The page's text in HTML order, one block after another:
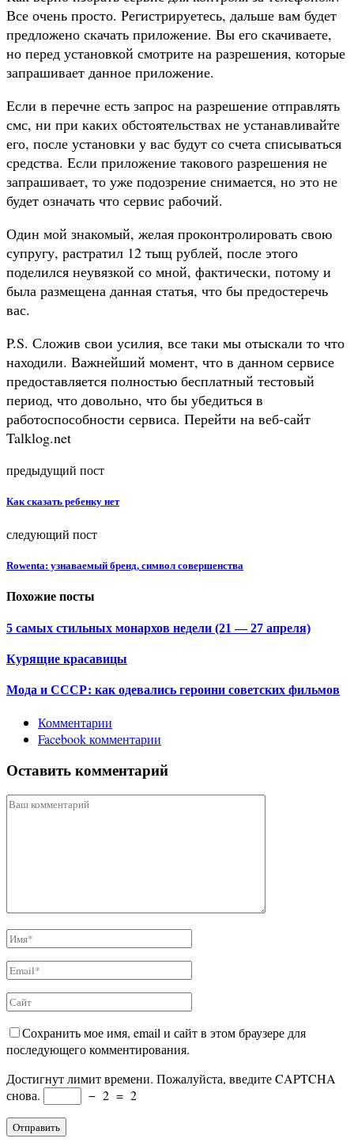
Все очень просто. Регистрируетесь, дальше вам будет
предложено скачать приложение. Вы его скачиваете,
но перед установкой смотрите на разрешения, которые
запрашивает данное приложение.
Если в перечне есть запрос на разрешение отправлять
смс, ни при каких обстоятельствах не устанавливайте
его, после установки у вас будут со счета списываться
средства. Если приложение такового разрешения не
запрашивает, то уже подозрение снимается, но это не
будет означать что сервис рабочий.
Один мой знакомый, желая проконтролировать свою
супругу, растратил 12 тыщ рублей, после этого
поделился неувязкой со мной, фактически, потому и
была размещена данная статья, что бы предостеречь
вас.
P.S. Сложив свои усилия, все таки мы отыскали то что
находили. Важнейший момент, что в данном сервисе
предоставляется полностью бесплатный тестовый
период, что довольно, что бы убедиться в
работоспособности сервиса. Перейти на веб-сайт
Talklog.net
предыдущий пост
Как сказать ребенку нет
следующий пост
Rowenta: узнаваемый бренд, символ совершенства
Похожие посты
5 самых стильных монархов недели (21 — 27 апреля)
Курящие красавицы
Мода и СССР: как одевались героини советских фильмов
Комментарии
Facebook комментарии
Оставить комментарий
Сохранить мое имя, email и сайт в этом браузере для
последующего комментирования.
Достигнут лимит времени. Пожалуйста, введите CAPTCHA
снова.
− 2 = 2